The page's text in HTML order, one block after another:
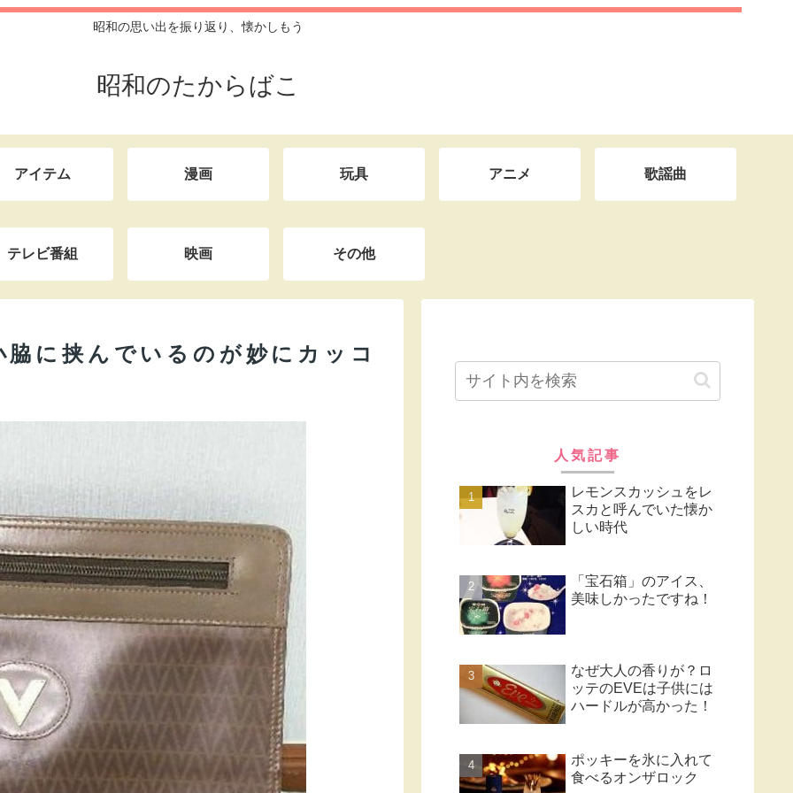
昭和の思い出を振り返り、懐かしもう
昭和のたからばこ
アイテム 漫画 玩具 アニメ 歌謡曲
テレビ番組 映画 その他
に挟んでいるのが妙にカッコ
人気記事
レモンスカッシュをレ
スカと呼んでいた懐か
しい時代
「宝石箱」のアイス、
美味しかったですね！
なぜ大人の香りが？ロ
ッテのEVEは子供には
ハードルが高かった！
ポッキーを氷に入れて
食べるオンザロック